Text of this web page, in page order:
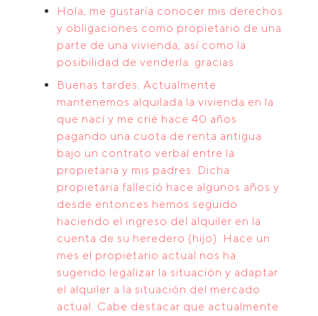
Hola, me gustaría conocer mis derechos
y obligaciones como propietario de una
parte de una vivienda, así como la
posibilidad de venderla. gracias
Buenas tardes. Actualmente
mantenemos alquilada la vivienda en la
que nací y me crié hace 40 años
pagando una cuota de renta antigua
bajo un contrato verbal entre la
propietaria y mis padres. Dicha
propietaria falleció hace algunos años y
desde entonces hemos seguido
haciendo el ingreso del alquiler en la
cuenta de su heredero (hijo). Hace un
mes el propietario actual nos ha
sugerido legalizar la situación y adaptar
el alquiler a la situación del mercado
actual. Cabe destacar que actualmente